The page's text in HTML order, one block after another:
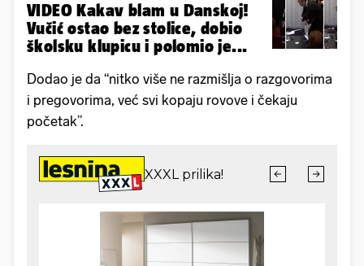
VIDEO Kakav blam u Danskoj!
Vučić ostao bez stolice, dobio
školsku klupicu i polomio je...
Dodao je da “nitko više ne razmišlja o razgovorima
i pregovorima, već svi kopaju rovove i čekaju
početak”.